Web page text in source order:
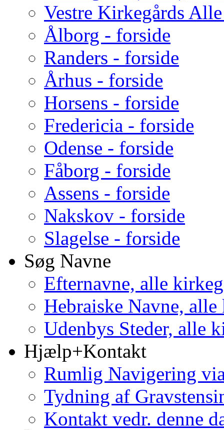
Vestre Kirkegårds
Ålborg - forside
Randers - forside
Århus - forside
Horsens - forside
Fredericia - forside
Odense - forside
Fåborg - forside
Assens - forside
Nakskov - forside
Slagelse - forside
Søg Navne
Efternavne, alle
Hebraiske Navne,
Udenbys Steder, alle
Hjælp+Kontakt
Rumlig Navigering
Tydning af
Kontakt vedr. denne